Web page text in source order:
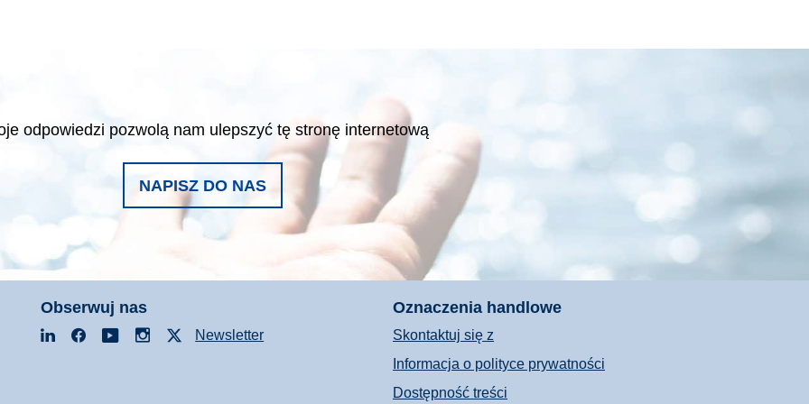
odpowiedzi pozwolą nam ulepszyć tę stronę internetową
NAPISZ DO NAS
Obserwuj nas
LinkedInFacebookYouTubeInstagramNewsletter
Oznaczenia handlowe
Skontaktuj się z
Informacja o polityce prywatności
Dostępność treści